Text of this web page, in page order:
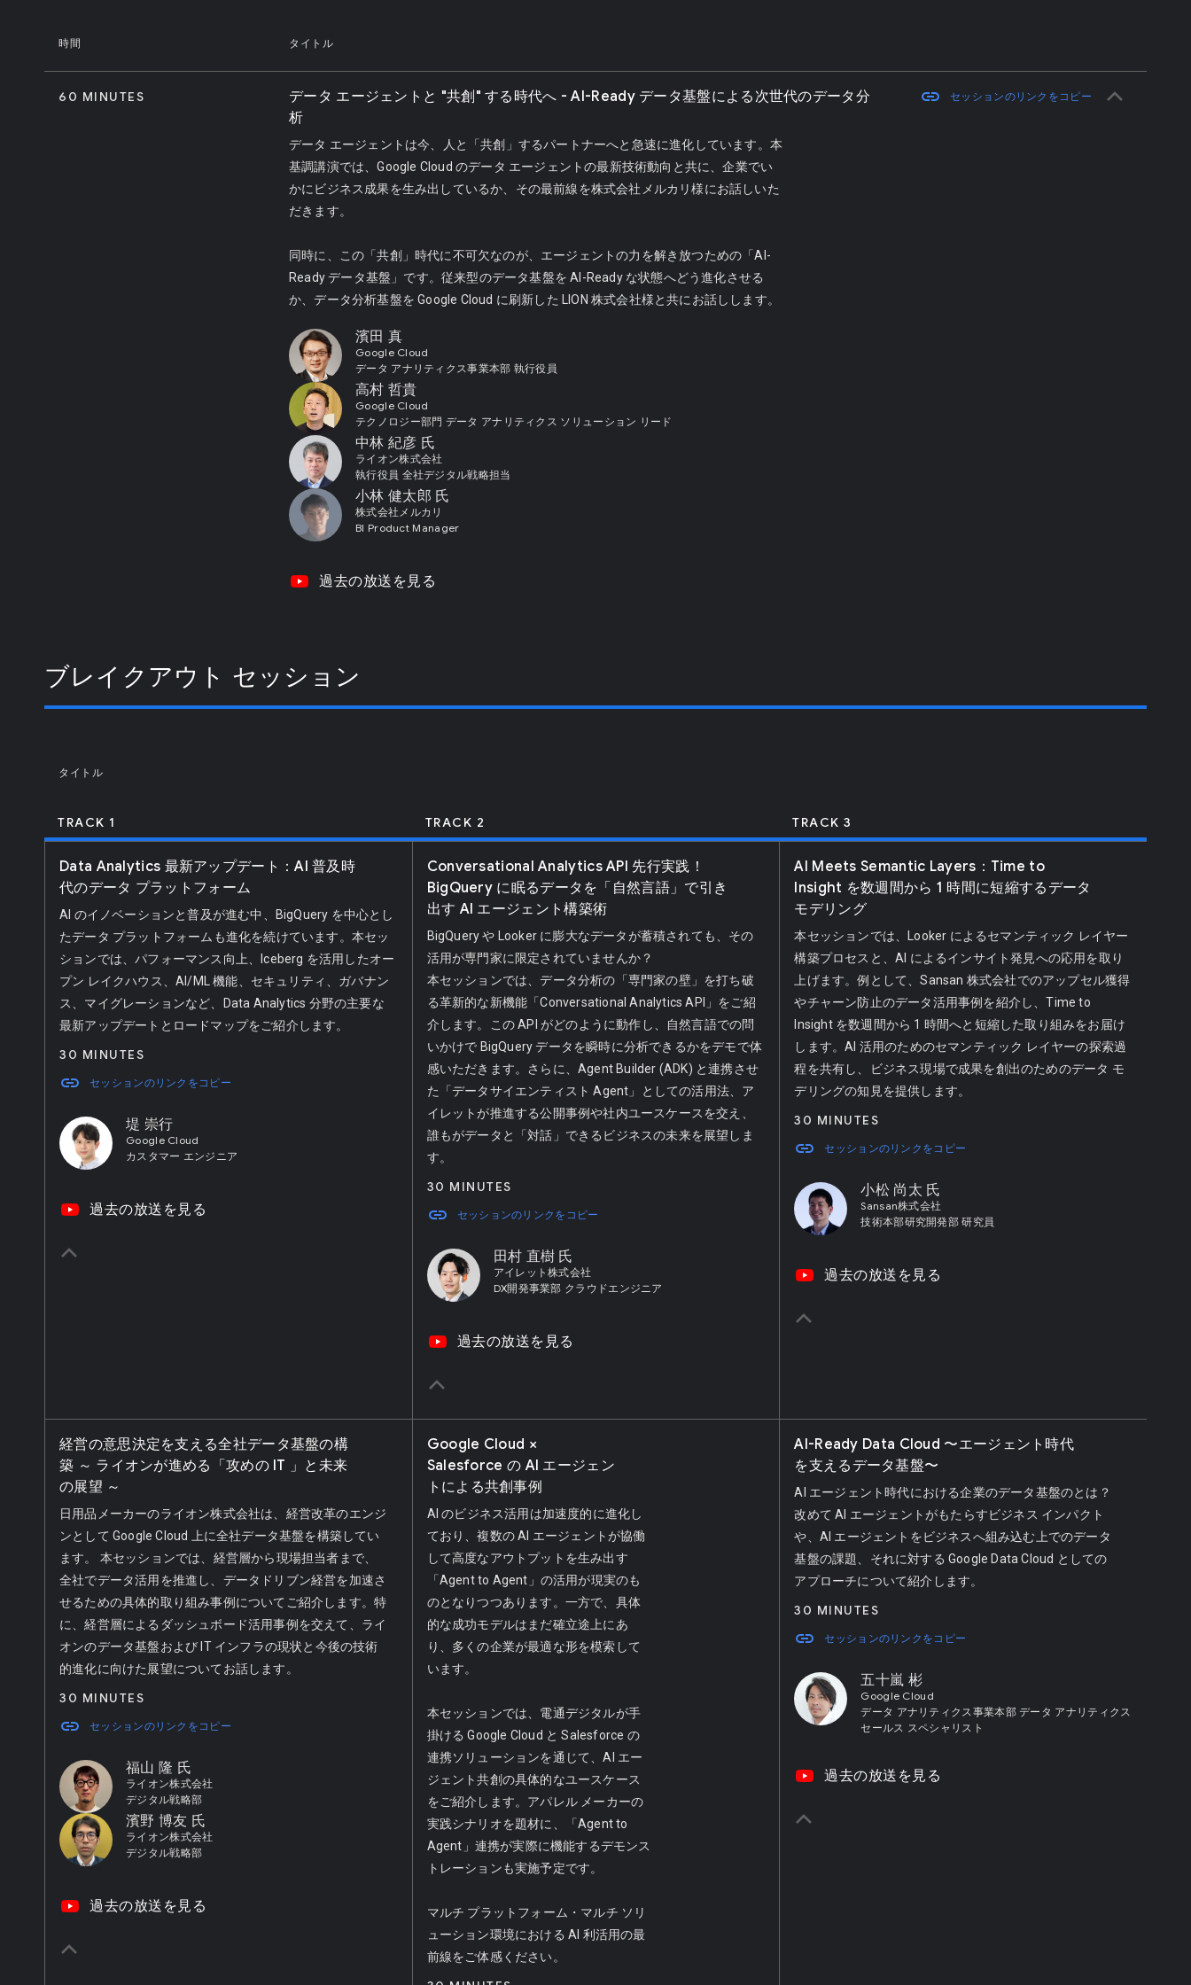
時間 タイトル
データ エージェントと "共創" する時代へ - AI-Ready データ基盤による次世代のデータ分
析
データ エージェントは今、人と「共創」するパートナーへと急速に進化しています。本
基調講演では、Google Cloud のデータ エージェントの最新技術動向と共に、企業でい
かにビジネス成果を生み出しているか、その最前線を株式会社メルカリ様にお話しいた
だきます。
同時に、この「共創」時代に不可欠なのが、エージェントの力を解き放つための「AI-
Ready データ基盤」です。従来型のデータ基盤を AI-Ready な状態へどう進化させる
か、データ分析基盤を Google Cloud に刷新した LION 株式会社様と共にお話しします。
60 MINUTES link セッションのリンクをコピー
濱田 真
Google Cloud
データ アナリティクス事業本部 執行役員
高村 哲貴
Google Cloud
テクノロジー部門 データ アナリティクス ソリューション リード
中林 紀彦 氏
ライオン株式会社
執行役員 全社デジタル戦略担当
小林 健太郎 氏
株式会社メルカリ
BI Product Manager
video_youtube 過去の放送を見る
keyboard_arrow_up
ブレイクアウト セッション
タイトル
TRACK 1 TRACK 2 TRACK 3
Data Analytics 最新アップデート：AI 普及時
代のデータ プラットフォーム
AI のイノベーションと普及が進む中、BigQuery を中心とし
たデータ プラットフォームも進化を続けています。本セッ
ションでは、パフォーマンス向上、Iceberg を活用したオー
プン レイクハウス、AI/ML 機能、セキュリティ、ガバナン
ス、マイグレーションなど、Data Analytics 分野の主要な
最新アップデートとロードマップをご紹介します。
30 MINUTES
link セッションのリンクをコピー
堤 崇行
Google Cloud
カスタマー エンジニア
video_youtube 過去の放送を見る
keyboard_arrow_up
Conversational Analytics API 先行実践！
BigQuery に眠るデータを「自然言語」で引き
出す AI エージェント構築術
BigQuery や Looker に膨大なデータが蓄積されても、その
活用が専門家に限定されていませんか？
本セッションでは、データ分析の「専門家の壁」を打ち破
る革新的な新機能「Conversational Analytics API」をご紹
介します。この API がどのように動作し、自然言語での問
いかけで BigQuery データを瞬時に分析できるかをデモで体
感いただきます。さらに、Agent Builder (ADK) と連携させ
た「データサイエンティスト Agent」としての活用法、ア
イレットが推進する公開事例や社内ユースケースを交え、
誰もがデータと「対話」できるビジネスの未来を展望しま
す。
30 MINUTES
link セッションのリンクをコピー
田村 直樹 氏
アイレット株式会社
DX開発事業部 クラウドエンジニア
video_youtube 過去の放送を見る
keyboard_arrow_up
AI Meets Semantic Layers：Time to
Insight を数週間から 1 時間に短縮するデータ
モデリング
本セッションでは、Looker によるセマンティック レイヤー
構築プロセスと、AI によるインサイト発見への応用を取り
上げます。例として、Sansan 株式会社でのアップセル獲得
やチャーン防止のデータ活用事例を紹介し、Time to
Insight を数週間から 1 時間へと短縮した取り組みをお届け
します。AI 活用のためのセマンティック レイヤーの探索過
程を共有し、ビジネス現場で成果を創出のためのデータ モ
デリングの知見を提供します。
30 MINUTES
link セッションのリンクをコピー
小松 尚太 氏
Sansan株式会社
技術本部研究開発部 研究員
video_youtube 過去の放送を見る
keyboard_arrow_up
経営の意思決定を支える全社データ基盤の構
築 ～ ライオンが進める「攻めの IT 」と未来
の展望 ～
日用品メーカーのライオン株式会社は、経営改革のエンジ
ンとして Google Cloud 上に全社データ基盤を構築してい
ます。 本セッションでは、経営層から現場担当者まで、
全社でデータ活用を推進し、データドリブン経営を加速さ
せるための具体的取り組み事例についてご紹介します。特
に、経営層によるダッシュボード活用事例を交えて、ライ
オンのデータ基盤および IT インフラの現状と今後の技術
的進化に向けた展望についてお話します。
30 MINUTES
link セッションのリンクをコピー
福山 隆 氏
ライオン株式会社
デジタル戦略部
濱野 博友 氏
ライオン株式会社
デジタル戦略部
video_youtube 過去の放送を見る
keyboard_arrow_up
Google Cloud ×
Salesforce の AI エージェン
トによる共創事例
AI のビジネス活用は加速度的に進化し
ており、複数の AI エージェントが協働
して高度なアウトプットを生み出す
「Agent to Agent」の活用が現実のも
のとなりつつあります。一方で、具体
的な成功モデルはまだ確立途上にあ
り、多くの企業が最適な形を模索して
います。
本セッションでは、電通デジタルが手
掛ける Google Cloud と Salesforce の
連携ソリューションを通じて、AI エー
ジェント共創の具体的なユースケース
をご紹介します。アパレル メーカーの
実践シナリオを題材に、「Agent to
Agent」連携が実際に機能するデモンス
トレーションも実施予定です。
マルチ プラットフォーム・マルチ ソリ
ューション環境における AI 利活用の最
前線をご体感ください。
AI-Ready Data Cloud 〜エージェント時代
を支えるデータ基盤〜
AI エージェント時代における企業のデータ基盤のとは？
改めて AI エージェントがもたらすビジネス インパクト
や、AI エージェントをビジネスへ組み込む上でのデータ
基盤の課題、それに対する Google Data Cloud としての
アプローチについて紹介します。
30 MINUTES
link セッションのリンクをコピー
五十嵐 彬
Google Cloud
データ アナリティクス事業本部 データ アナリティクス
セールス スペシャリスト
video_youtube 過去の放送を見る
keyboard_arrow_up